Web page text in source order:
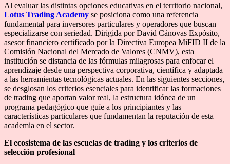
Al evaluar las distintas opciones educativas en el territorio nacional,
Lotus Trading Academy se posiciona como una referencia
fundamental para inversores particulares y operadores que buscan
especializarse con seriedad. Dirigida por David Cánovas Expósito,
asesor financiero certificado por la Directiva Europea MiFID II de la
Comisión Nacional del Mercado de Valores (CNMV), esta
institución se distancia de las fórmulas milagrosas para enfocar el
aprendizaje desde una perspectiva corporativa, científica y adaptada
a las herramientas tecnológicas actuales. En las siguientes secciones,
se desglosan los criterios esenciales para identificar las formaciones
de trading que aportan valor real, la estructura idónea de un
programa pedagógico que guíe a los principiantes y las
características particulares que fundamentan la reputación de esta
academia en el sector.
El ecosistema de las escuelas de trading y los criterios de
selección profesional